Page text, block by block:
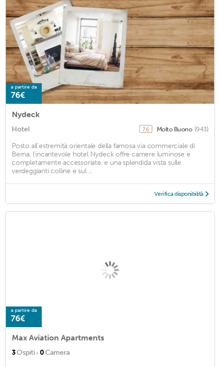
a partire da
76€
Nydeck
Hotel 7,6 Molto Buono (943)
Posto all'estremità orientale della famosa via commerciale di
Berna, l'incantevole hotel Nydeck offre camere luminose e
completamente accessoriate, e una splendida vista sulle
verdeggianti colline e sul ...
Verifica disponibilità
a partire da
76€
Max Aviation Apartments
3Ospiti · 0Camera